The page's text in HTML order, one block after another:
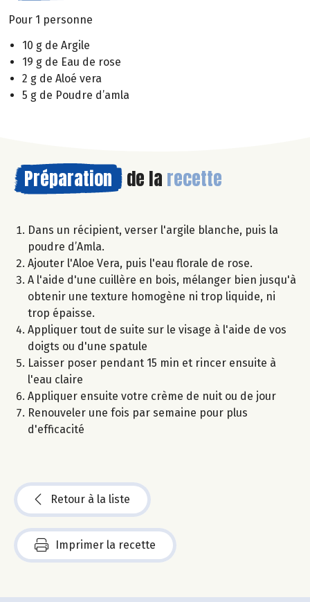
Pour 1 personne
10 g de Argile
19 g de Eau de rose
2 g de Aloé vera
5 g de Poudre d’amla
Préparation de la recette
Dans un récipient, verser l'argile blanche, puis la
poudre d’Amla.
Ajouter l'Aloe Vera, puis l'eau florale de rose.
A l'aide d'une cuillère en bois, mélanger bien jusqu'à
obtenir une texture homogène ni trop liquide, ni
trop épaisse.
Appliquer tout de suite sur le visage à l'aide de vos
doigts ou d'une spatule
Laisser poser pendant 15 min et rincer ensuite à
l'eau claire
Appliquer ensuite votre crème de nuit ou de jour
Renouveler une fois par semaine pour plus
d'efficacité
Retour à la liste
Imprimer la recette